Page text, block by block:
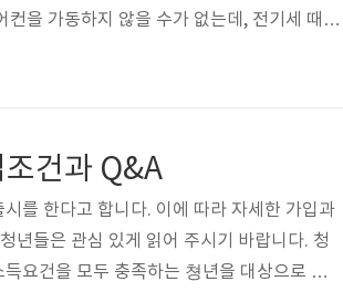
을 가동하지 않을 수가 없는데, 전기세 때문
. 에너지 캐시백 신청은 전혀 어렵지 않으니
..
건과 Q&A
를 한다고 합니다. 이에 따라 자세한 가입과
년들은 관심 있게 읽어 주시기 바랍니다. 청
요건을 모두 충족하는 쳥년을 대상으로 가입